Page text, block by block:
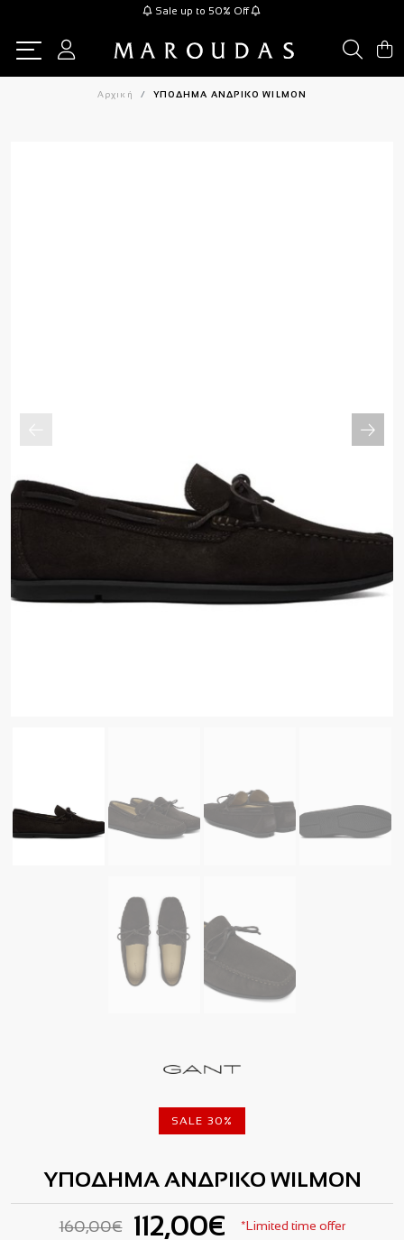
Sale up to 50% Off
Αρχική ΥΠΟΔΗΜΑ ΑΝΔΡΙΚΟ WILMON
SALE 30%
ΥΠΟΔΗΜΑ ΑΝΔΡΙΚΟ WILMON
160,00€ 112,00€ *Limited time offer